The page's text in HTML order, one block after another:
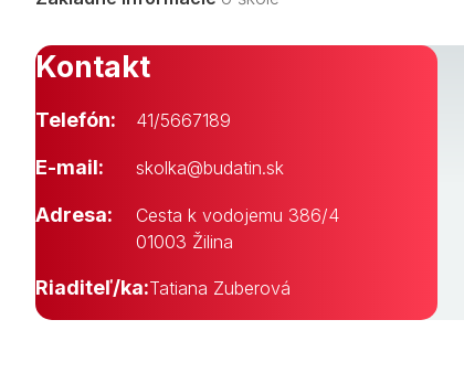
Kontakt
Telefón: 41/5667189
E-mail: skolka@budatin.sk
Adresa:
Cesta k vodojemu 386/4
01003 Žilina
Riaditeľ/ka:Tatiana Zuberová